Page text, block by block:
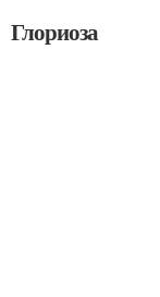
Глориоза